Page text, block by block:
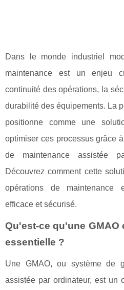
Dans le monde industriel
maintenance est un enjeu
continuité des opérations, la
durabilité des équipements. La
positionne comme une
optimiser ces processus grâce
de maintenance assistée
Découvrez comment cette
opérations de maintenance
efficace et sécurisé.
Qu'est-ce qu'une GMAO
essentielle ?
Une GMAO, ou système de
assistée par ordinateur, est